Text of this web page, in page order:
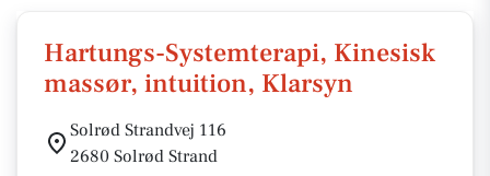
Hartungs-Systemterapi, Kinesisk
massør, intuition, Klarsyn
Solrød Strandvej 116
2680 Solrød Strand